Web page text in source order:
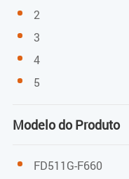
Porta do Utilizador
Mbps
Conector RJ-45
2
3
4
5
Modelo do Produto
FD511G-F660